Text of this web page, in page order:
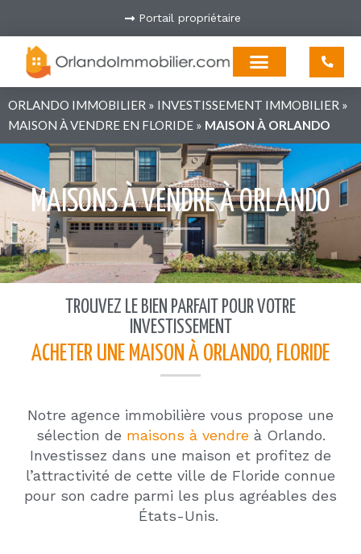
Portail propriétaire
ORLANDO IMMOBILIER » INVESTISSEMENT IMMOBILIER »
MAISON À VENDRE EN FLORIDE » MAISON À ORLANDO
MAISONS À VENDRE À ORLANDO
TROUVEZ LE BIEN PARFAIT POUR VOTRE
INVESTISSEMENT
ACHETER UNE MAISON À ORLANDO, FLORIDE
Notre agence immobilière vous propose une
sélection de maisons à vendreà Orlando.
Investissez dans une maison et profitez de
l’attractivité de cette ville de Floride connue
pour son cadre parmi les plus agréables des
États-Unis.